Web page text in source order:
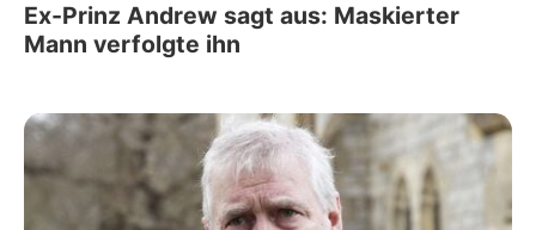
Ex-Prinz Andrew sagt aus: Maskierter
Mann verfolgte ihn